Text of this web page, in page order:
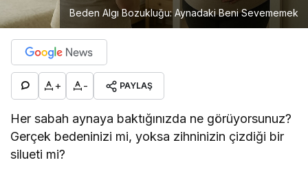
Beden Algı Bozukluğu: Aynadaki Beni Sevememek
+ - PAYLAŞ
Her sabah aynaya baktığınızda ne görüyorsunuz?
Gerçek bedeninizi mi, yoksa zihninizin çizdiği bir
silueti mi?